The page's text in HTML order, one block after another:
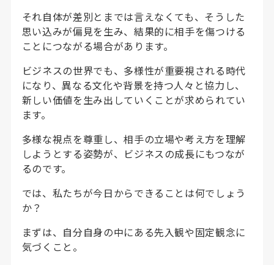
それ自体が差別とまでは言えなくても、そうした
思い込みが偏見を生み、結果的に相手を傷つける
ことにつながる場合があります。
ビジネスの世界でも、多様性が重要視される時代
になり、異なる文化や背景を持つ人々と協力し、
新しい価値を生み出していくことが求められてい
ます。
多様な視点を尊重し、相手の立場や考え方を理解
しようとする姿勢が、ビジネスの成長にもつなが
るのです。
では、私たちが今日からできることは何でしょう
か？
まずは、自分自身の中にある先入観や固定観念に
気づくこと。